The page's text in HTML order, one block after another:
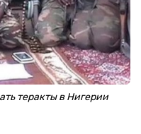
теракты в Нигерии